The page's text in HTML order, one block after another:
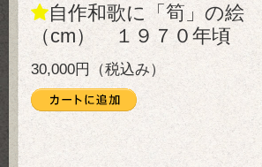
自作和歌に「筍」の絵
（cm） １９７０年頃
30,000円（税込み）